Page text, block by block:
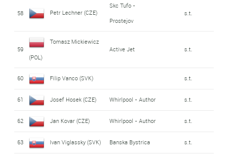
58 Petr Lechner (CZE)
Skc Tufo -
Prostejov
s.t.
59
Tomasz Mickiewicz
(POL)
Active Jet s.t.
60 Filip Vanco (SVK) s.t.
61 Josef Hosek (CZE) Whirlpool - Author s.t.
62 Jan Kovar (CZE) Whirlpool - Author s.t.
63 Ivan Viglassky (SVK) Banska Bystrica s.t.